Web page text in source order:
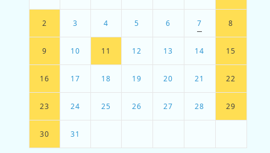
2 3 4 5 6 7 8
9 10 11 12 13 14 15
16 17 18 19 20 21 22
23 24 25 26 27 28 29
30 31